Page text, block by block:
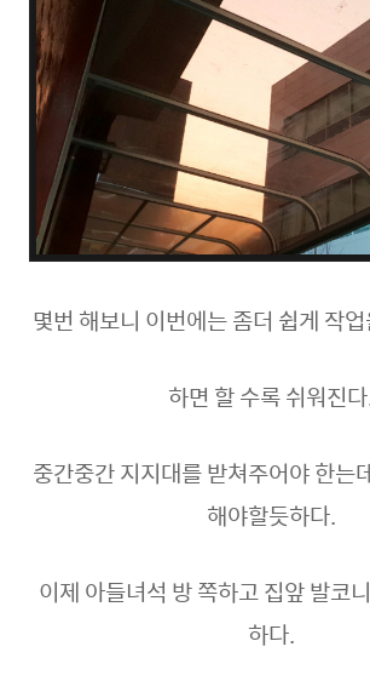
몇번 해보니 이번에는 좀더 쉽게 작
하면 할 수록 쉬워진
중간중간 지지대를 받쳐주어야 한는
해야할듯하다.
이제 아들녀석 방 쪽하고 집앞 발코
하다.